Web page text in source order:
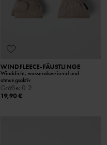
WINDFLEECE-FÄUSTLINGE
Winddicht, wasserabweisend und
atmungsaktiv
Größe: 0-2
19,90 €